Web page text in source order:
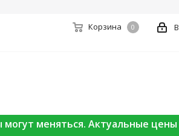
Корзина 0
меняться. Актуальные цены